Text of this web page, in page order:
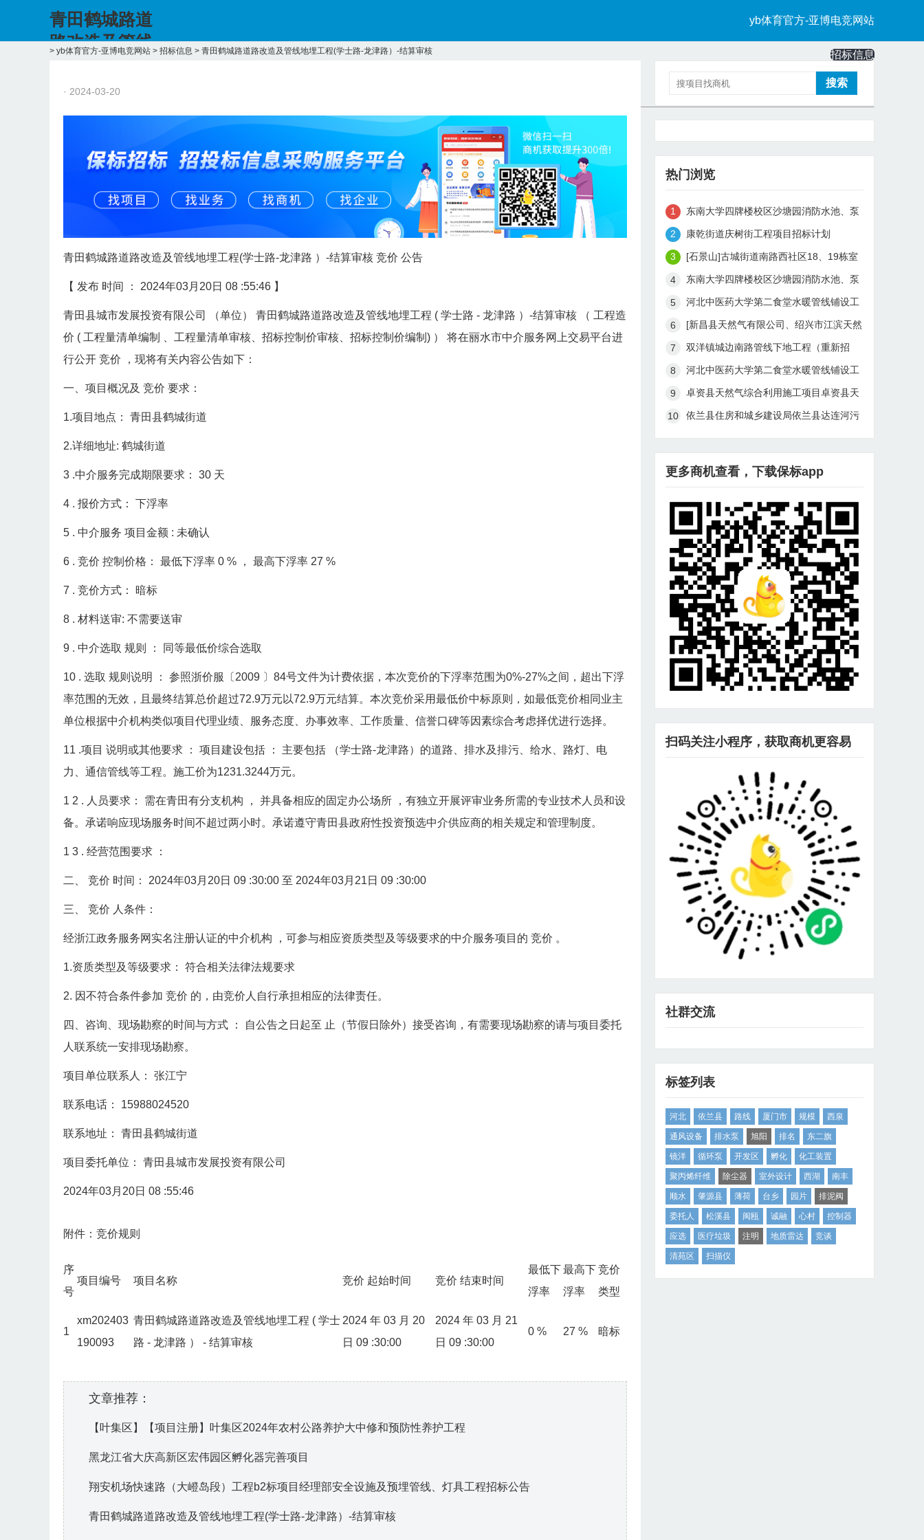
青田鹤城路道
路改造及管线
路-yb体育官方
yb体育官方-亚博电竞网站
招标信息
中标信息
> yb体育官方-亚博电竞网站 > 招标信息 > 青田鹤城路道路改造及管线地埋工程(学士路-龙津路）-结算审核
· 2024-03-20
青田鹤城路道路改造及管线地埋工程(学士路-龙津路 ）-结算审核 竞价 公告
【 发布 时间 ： 2024年03月20日 08 :55:46 】
青田县城市发展投资有限公司 （单位） 青田鹤城路道路改造及管线地埋工程 ( 学士路 - 龙津路 ）-结算审核 （ 工程造
价 ( 工程量清单编制 、工程量清单审核、招标控制价审核、招标控制价编制) ） 将在丽水市中介服务网上交易平台进
行公开 竞价 ，现将有关内容公告如下：
一、项目概况及 竞价 要求：
1.项目地点： 青田县鹤城街道
2.详细地址: 鹤城街道
3 .中介服务完成期限要求： 30 天
4 . 报价方式： 下浮率
5 . 中介服务 项目金额 : 未确认
6 . 竞价 控制价格： 最低下浮率 0 % ， 最高下浮率 27 %
7 . 竞价方式： 暗标
8 . 材料送审: 不需要送审
9 . 中介选取 规则 ： 同等最低价综合选取
10 . 选取 规则说明 ： 参照浙价服〔2009 〕84号文件为计费依据，本次竞价的下浮率范围为0%-27%之间，超出下浮
率范围的无效，且最终结算总价超过72.9万元以72.9万元结算。本次竞价采用最低价中标原则，如最低竞价相同业主
单位根据中介机构类似项目代理业绩、服务态度、办事效率、工作质量、信誉口碑等因素综合考虑择优进行选择。
11 .项目 说明或其他要求 ： 项目建设包括 ： 主要包括
（学士路-龙津路）的道路、排水及排污、给水、路灯、电
力、通信管线等工程。施工价为1231.3244万元。
1 2 . 人员要求： 需在青田有分支机构 ， 并具备相应的固定办公场所
，有独立开展评审业务所需的专业技术人员和设
备。承诺响应现场服务时间不超过两小时。承诺遵守青田县政府性投资预选中介供应商的相关规定和管理制度。
1 3 . 经营范围要求 ：
二、 竞价 时间： 2024年03月20日 09 :30:00 至 2024年03月21日 09 :30:00
三、 竞价 人条件：
经浙江政务服务网实名注册认证的中介机构 ，可参与相应资质类型及等级要求的中介服务项目的 竞价 。
1.资质类型及等级要求： 符合相关法律法规要求
2. 因不符合条件参加 竞价 的，由竞价人自行承担相应的法律责任。
四、咨询、现场勘察的时间与方式 ： 自公告之日起至 止（节假日除外）接受咨询，有需要现场勘察的请与项目委托
人联系统一安排现场勘察。
项目单位联系人： 张江宁
联系电话： 15988024520
联系地址： 青田县鹤城街道
项目委托单位： 青田县城市发展投资有限公司
2024年03月20日 08 :55:46
附件：竞价规则
序
号
项目编号 项目名称 竞价 起始时间 竞价 结束时间
最低下
浮率
最高下
浮率
竞价
类型
1
xm202403
190093
青田鹤城路道路改造及管线地埋工程 ( 学士
路 - 龙津路 ） - 结算审核
2024 年 03 月 20
日 09 :30:00
2024 年 03 月 21
日 09 :30:00
0 % 27 % 暗标
文章推荐：
【叶集区】【项目注册】叶集区2024年农村公路养护大中修和预防性养护工程
黑龙江省大庆高新区宏伟园区孵化器完善项目
翔安机场快速路（大嶝岛段）工程b2标项目经理部安全设施及预埋管线、灯具工程招标公告
青田鹤城路道路改造及管线地埋工程(学士路-龙津路）-结算审核
热门浏览
东南大学四牌楼校区沙塘园消防水池、泵
房及管线等建设工程中标公告
康乾街道庆树街工程项目招标计划
[石景山]古城街道南路西社区18、19栋室
外污水管线改造工程项目成交公告
东南大学四牌楼校区沙塘园消防水池、泵
房及管线等建设工程（seu-zb-230804）
河北中医药大学第二食堂水暖管线铺设工
程中标候选人公示
[新昌县天然气有限公司、绍兴市江滨天然
气有限公司 2024年管线定向穿越工程] 中
双洋镇城边南路管线下地工程（重新招
标）中标候选人公示（暨中标结果公示）
河北中医药大学第二食堂水暖管线铺设工
程
卓资县天然气综合利用施工项目卓资县天
然气综合利用施工项目中标候选人公示
依兰县住房和城乡建设局依兰县达连河污
更多商机查看，下载保标app
扫码关注小程序，获取商机更容易
社群交流
标签列表
河北 依兰县 路线 厦门市 规模 西泉
通风设备 排水泵 旭阳 排名 东二旗
镜洋 循环泵 开发区 孵化 化工装置
聚丙烯纤维 除尘器 室外设计 西湖 南丰
顺水 肇源县 薄荷 台乡 园片 排泥阀
委托人 松溪县 闽瓯 诚融 心村 控制器
应选 医疗垃圾 注明 地质雷达 竞谈
清苑区 扫描仪